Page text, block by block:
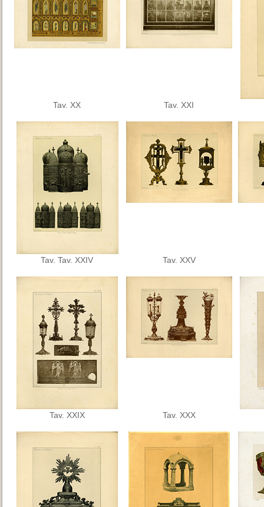
Tav. XX Tav. XXI
Tav. Tav. XXIV Tav. XXV
Tav. XXIX Tav. XXX